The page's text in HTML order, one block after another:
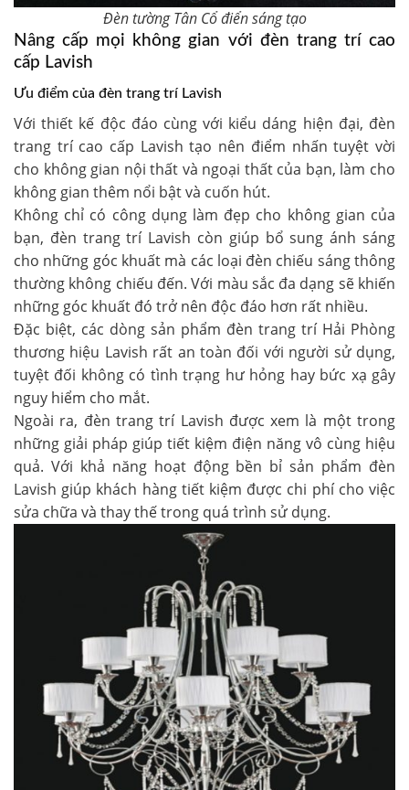
Đèn tường Tân Cổ điển sáng tạo
Nâng cấp mọi không gian với đèn trang trí cao
cấp Lavish
Ưu điểm của đèn trang trí Lavish
Với thiết kế độc đáo cùng với kiểu dáng hiện đại, đèn
trang trí cao cấp Lavish tạo nên điểm nhấn tuyệt vời
cho không gian nội thất và ngoại thất của bạn, làm cho
không gian thêm nổi bật và cuốn hút.
Không chỉ có công dụng làm đẹp cho không gian của
bạn, đèn trang trí Lavish còn giúp bổ sung ánh sáng
cho những góc khuất mà các loại đèn chiếu sáng thông
thường không chiếu đến. Với màu sắc đa dạng sẽ khiến
những góc khuất đó trở nên độc đáo hơn rất nhiều.
Đặc biệt, các dòng sản phẩm đèn trang trí Hải Phòng
thương hiệu Lavish rất an toàn đối với người sử dụng,
tuyệt đối không có tình trạng hư hỏng hay bức xạ gây
nguy hiểm cho mắt.
Ngoài ra, đèn trang trí Lavish được xem là một trong
những giải pháp giúp tiết kiệm điện năng vô cùng hiệu
quả. Với khả năng hoạt động bền bỉ sản phẩm đèn
Lavish giúp khách hàng tiết kiệm được chi phí cho việc
sửa chữa và thay thế trong quá trình sử dụng.